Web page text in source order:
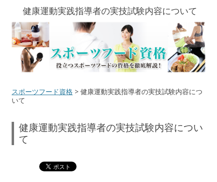
健康運動実践指導者の実技試験内容について
スポーツフード資格 > 健康運動実践指導者の実技試験内容につ
いて
健康運動実践指導者の実技試験内容につい
て